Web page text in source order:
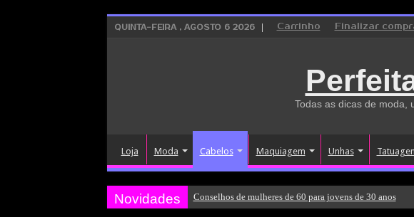
QUINTA-FEIRA , AGOSTO 6 2026 Carrinho Finalizar
Todas as dicas de moda,
Loja Moda Cabelos Maquiagem Unhas
Novidades Conselhos de mulheres de 60 para jovens de 30 anos